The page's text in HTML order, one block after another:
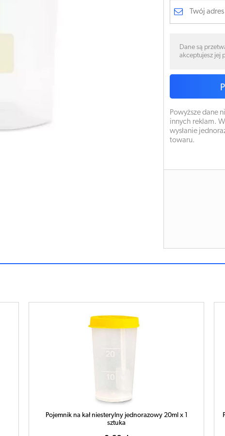
Dane są
akceptujesz jej
Powyższe dane
innych reklam.
wysłanie
towaru.
Pojemnik na kał sterylny jednorazowy z naklejką 20ml x
1 sztuka